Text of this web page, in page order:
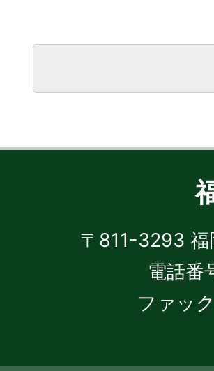
〒811-3293 福
電話番
ファッ